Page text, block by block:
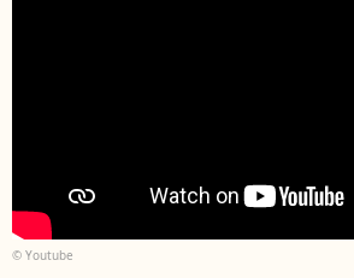
© Youtube